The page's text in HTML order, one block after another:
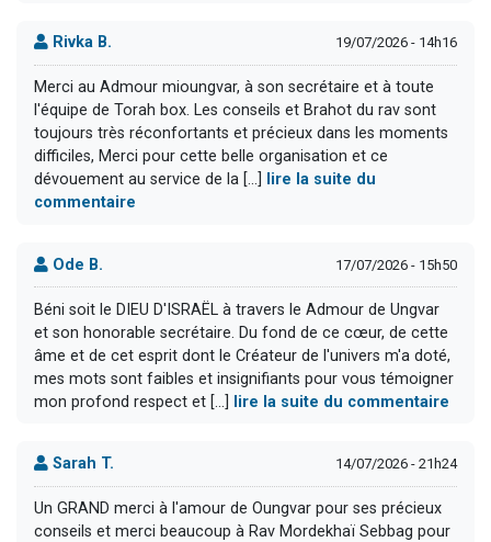
Rivka B. 19/07/2026 - 14h16
Merci au Admour mioungvar, à son secrétaire et à toute
l'équipe de Torah box. Les conseils et Brahot du rav sont
toujours très réconfortants et précieux dans les moments
difficiles, Merci pour cette belle organisation et ce
dévouement au service de la [...] lire la suite du
commentaire
Ode B. 17/07/2026 - 15h50
Béni soit le DIEU D'ISRAËL à travers le Admour de Ungvar
et son honorable secrétaire. Du fond de ce cœur, de cette
âme et de cet esprit dont le Créateur de l'univers m'a doté,
mes mots sont faibles et insignifiants pour vous témoigner
mon profond respect et [...]
lire la suite du commentaire
Sarah T. 14/07/2026 - 21h24
Un GRAND merci à l'amour de Oungvar pour ses précieux
conseils et merci beaucoup à Rav Mordekhaï Sebbag pour